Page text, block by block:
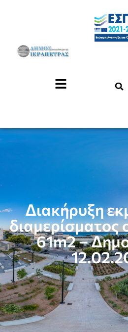
Διακήρυξη
διαμερίσματος
61m2 –